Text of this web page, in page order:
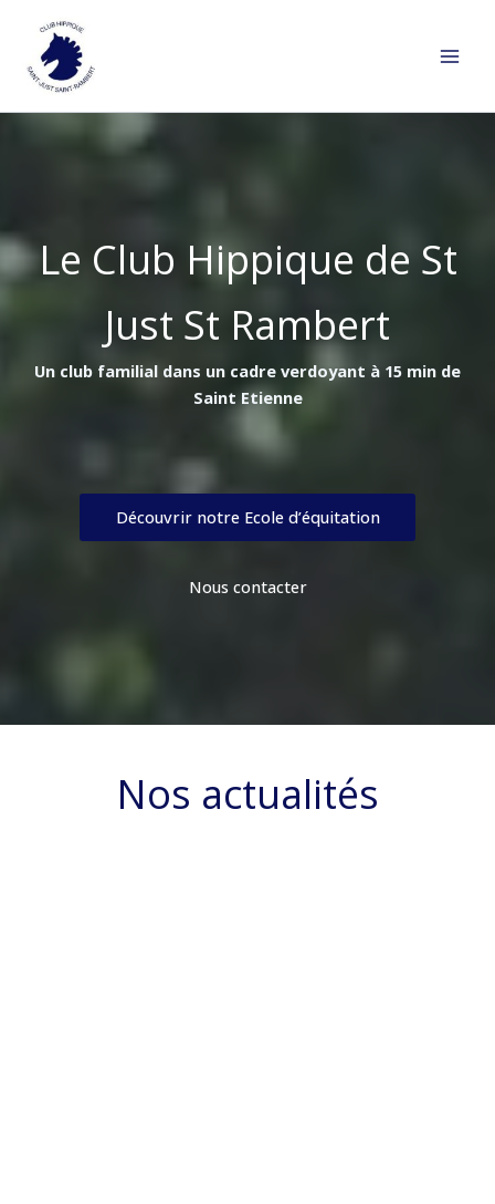
contenu
Le Club Hippique de St
Just St Rambert
Un club familial dans un cadre verdoyant à 15 min de
Saint Etienne
Découvrir notre Ecole d’équitation
Nous contacter
Nos actualités